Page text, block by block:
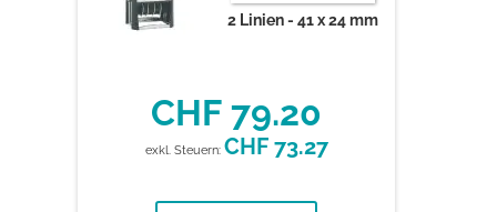
2 Linien 41 x 24 mm
CHF 79.20
CHF 73.27